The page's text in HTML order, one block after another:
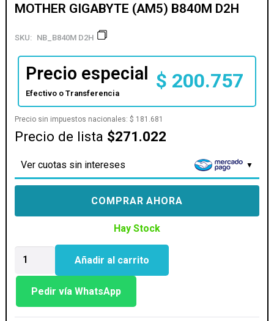
MOTHER GIGABYTE (AM5) B840M D2H
SKU: NB_B840M D2H
Precio especial
Efectivo o Transferencia
$ 200.757
Precio sin impuestos nacionales:$ 181.681
Precio de lista $271.022
Ver cuotas sin intereses
COMPRAR AHORA
Hay Stock
GIGABYTE
(AM5)
B840M
Añadir al carrito
Pedir vía WhatsApp